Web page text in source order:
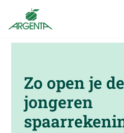
Ga naar de
hoofdinhoud
Zo open je
jongeren